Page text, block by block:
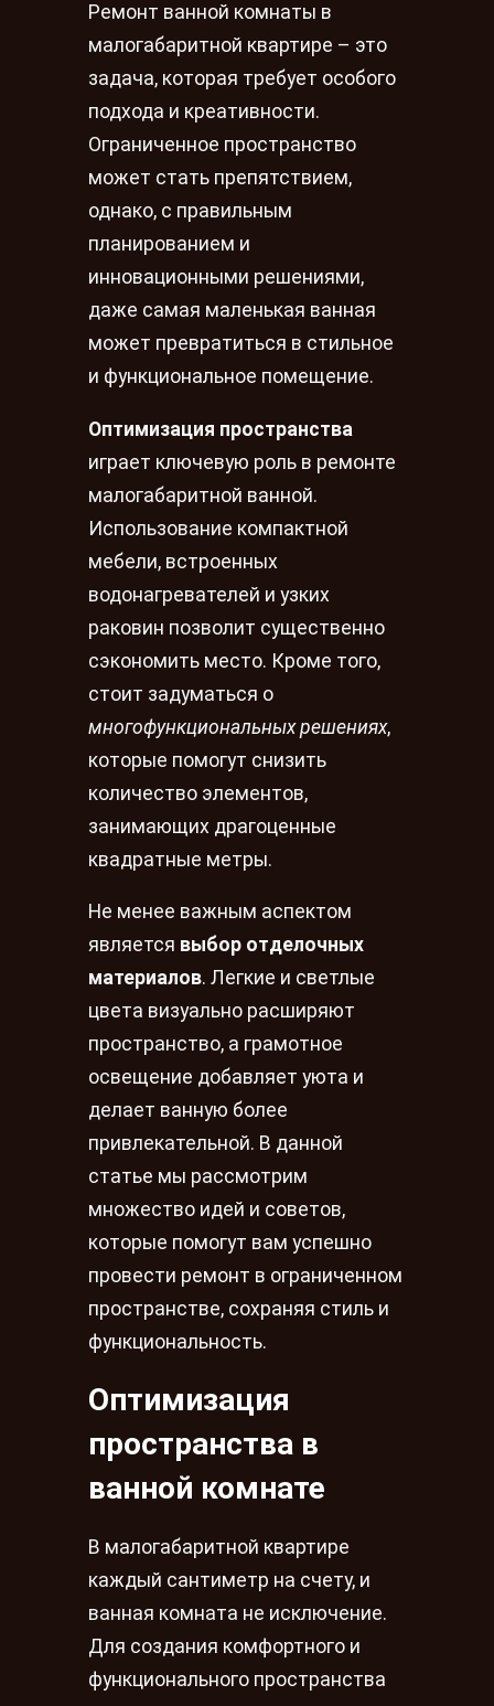
Ремонт ванной комнаты в
малогабаритной квартире – это
задача, которая требует особого
подхода и креативности.
Ограниченное пространство
может стать препятствием,
однако, с правильным
планированием и
инновационными решениями,
даже самая маленькая ванная
может превратиться в стильное
и функциональное помещение.
Оптимизация пространства
играет ключевую роль в ремонте
малогабаритной ванной.
Использование компактной
мебели, встроенных
водонагревателей и узких
раковин позволит существенно
сэкономить место. Кроме того,
стоит задуматься о
многофункциональных решениях,
которые помогут снизить
количество элементов,
занимающих драгоценные
квадратные метры.
Не менее важным аспектом
является выбор отделочных
материалов. Легкие и светлые
цвета визуально расширяют
пространство, а грамотное
освещение добавляет уюта и
делает ванную более
привлекательной. В данной
статье мы рассмотрим
множество идей и советов,
которые помогут вам успешно
провести ремонт в ограниченном
пространстве, сохраняя стиль и
функциональность.
Оптимизация
пространства в
ванной комнате
В малогабаритной квартире
каждый сантиметр на счету, и
ванная комната не исключение.
Для создания комфортного и
функционального пространства